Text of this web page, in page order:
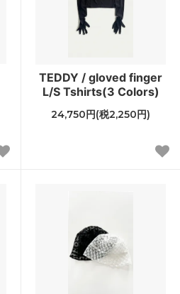
TEDDY / gloved finger
L/S Tshirts(3 Colors)
24,750円(税2,250円)